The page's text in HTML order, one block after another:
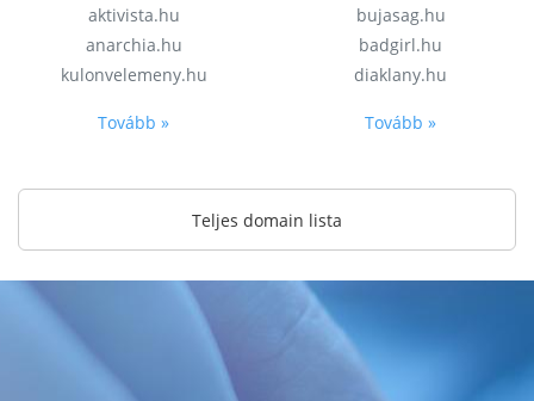
aktivista.hu
anarchia.hu
kulonvelemeny.hu
Tovább »
bujasag.hu
badgirl.hu
diaklany.hu
Tovább »
Teljes domain lista